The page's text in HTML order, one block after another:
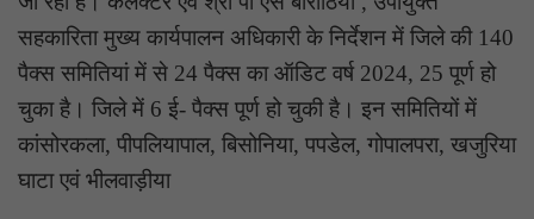
सहकारिता मुख्य कार्यपालन अधिकारी के निर्देशन में जिले की 140
पैक्स समितियां में से 24 पैक्स का ऑडिट वर्ष 2024, 25 पूर्ण हो
चुका है। जिले में 6 ई- पैक्स पूर्ण हो चुकी है। इन समितियों में
कांसोरकला, पीपलियापाल, बिसोनिया, पपडेल, गोपालपरा, खजुरिया
घाटा एवं भीलवाड़ीया